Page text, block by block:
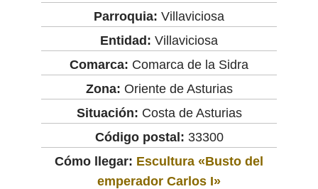
Parroquia: Villaviciosa
Entidad: Villaviciosa
Comarca: Comarca de la Sidra
Zona: Oriente de Asturias
Situación: Costa de Asturias
Código postal: 33300
Cómo llegar: Escultura «Busto del
emperador Carlos I»